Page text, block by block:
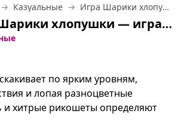
Казуальные Игра Шарики хлопушки
Игра Шарики хлопушки — играть онлайн бесплатно
по ярким уровням,
и лопая разноцветные
и хитрые рикошеты определяют